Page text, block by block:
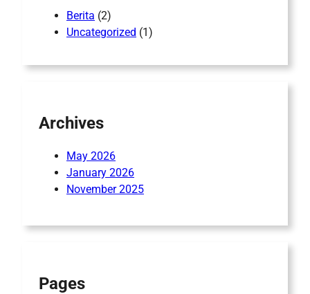
Berita (2)
Uncategorized (1)
Archives
May 2026
January 2026
November 2025
Pages